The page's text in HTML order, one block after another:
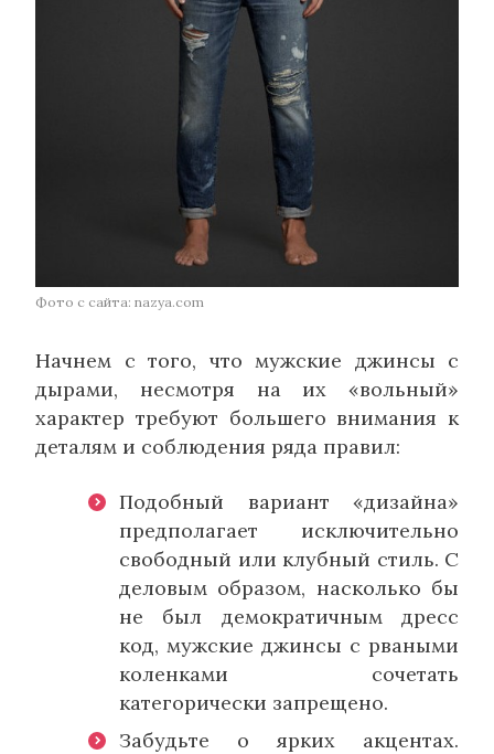
Фото с сайта: nazya.com
Начнем с того, что мужские джинсы с
дырами, несмотря на их «вольный»
характер требуют большего внимания к
деталям и соблюдения ряда правил:
Подобный вариант «дизайна»
предполагает исключительно
свободный или клубный стиль. С
деловым образом, насколько бы
не был демократичным дресс
код, мужские джинсы с рваными
коленками сочетать
категорически запрещено.
Забудьте о ярких акцентах.